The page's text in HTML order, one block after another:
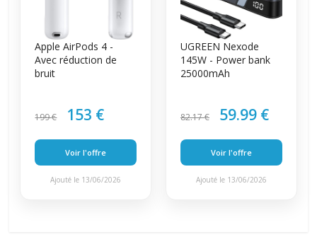
Apple AirPods 4 -
Avec réduction de
bruit
199 € 153 €
Voir l'offre
Ajouté le 13/06/2026
UGREEN Nexode
145W - Power bank
25000mAh
82.17 € 59.99 €
Voir l'offre
Ajouté le 13/06/2026